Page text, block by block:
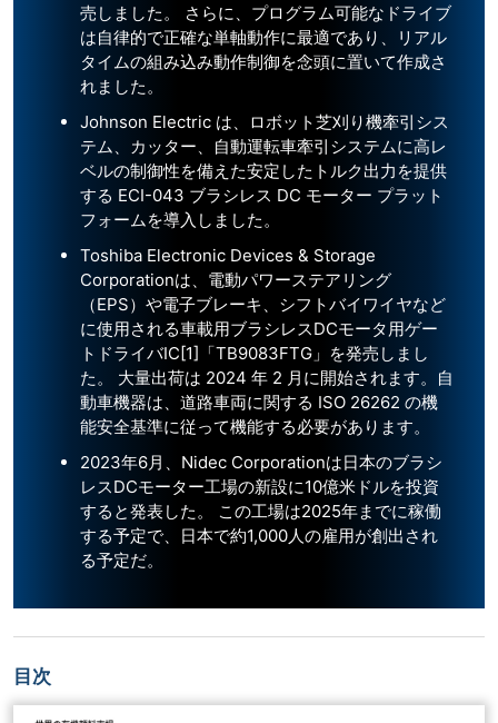
売しました。 さらに、プログラム可能なドライブ
は自律的で正確な単軸動作に最適であり、リアル
タイムの組み込み動作制御を念頭に置いて作成さ
れました。
Johnson Electric は、ロボット芝刈り機牽引シス
テム、カッター、自動運転車牽引システムに高レ
ベルの制御性を備えた安定したトルク出力を提供
する ECI-043 ブラシレス DC モーター プラット
フォームを導入しました。
Toshiba Electronic Devices & Storage
Corporationは、電動パワーステアリング
（EPS）や電子ブレーキ、シフトバイワイヤなど
に使用される車載用ブラシレスDCモータ用ゲー
トドライバIC[1]「TB9083FTG」を発売しまし
た。 大量出荷は 2024 年 2 月に開始されます。自
動車機器は、道路車両に関する ISO 26262 の機
能安全基準に従って機能する必要があります。
2023年6月、Nidec Corporationは日本のブラシ
レスDCモーター工場の新設に10億米ドルを投資
すると発表した。 この工場は2025年までに稼働
する予定で、日本で約1,000人の雇用が創出され
る予定だ。
目次